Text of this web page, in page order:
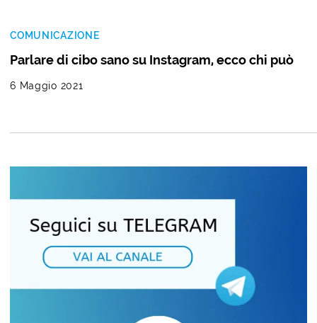
COMUNICAZIONE
Parlare di cibo sano su Instagram, ecco chi può
6 Maggio 2021